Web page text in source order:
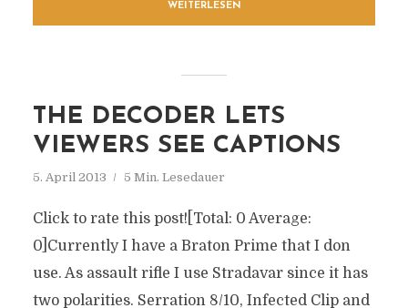
WEITERLESEN
THE DECODER LETS
VIEWERS SEE CAPTIONS
5. April 2013 5 Min. Lesedauer
Click to rate this post![Total: 0 Average:
0]Currently I have a Braton Prime that I don
use. As assault rifle I use Stradavar since it has
two polarities. Serration 8/10, Infected Clip and